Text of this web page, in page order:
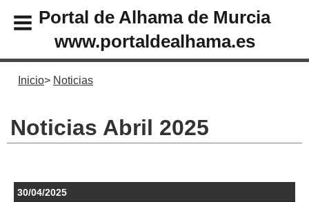
Portal de Alhama de Murcia
www.portaldealhama.es
Inicio Noticias
Noticias Abril 2025
30/04/2025